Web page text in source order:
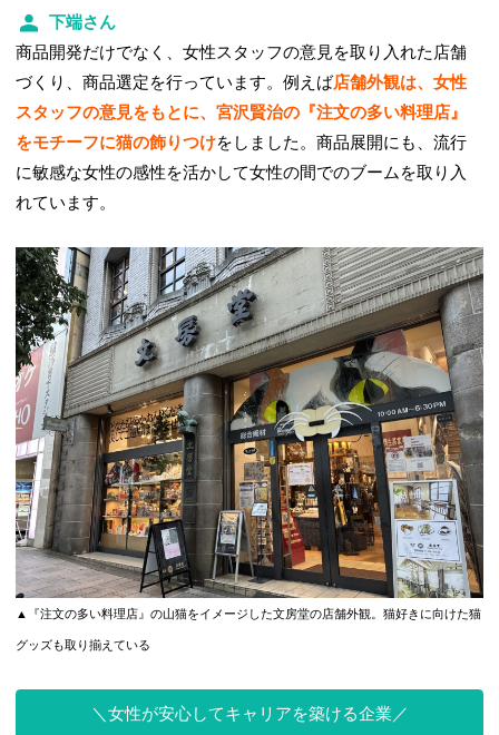
下端さん
商品開発だけでなく、女性スタッフの意見を取り入れた店舗
づくり、商品選定を行っています。例えば店舗外観は、女性
スタッフの意見をもとに、宮沢賢治の『注文の多い料理店』
をモチーフに猫の飾りつけをしました。商品展開にも、流行
に敏感な女性の感性を活かして女性の間でのブームを取り入
れています。
▲『注文の多い料理店』の山猫をイメージした文房堂の店舗外観。猫好きに向けた猫
グッズも取り揃えている
女性が安心してキャリアを築ける企業